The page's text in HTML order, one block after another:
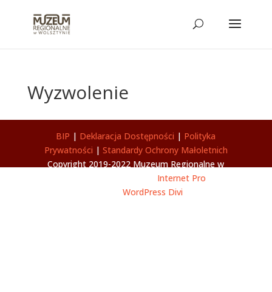
Wyzwolenie
BIP | Deklaracja Dostępności | Polityka
Prywatności | Standardy Ochrony Małoletnich
Copyright 2019-2022 Muzeum Regionalne w
Internet Pro
SzablonWordPress Divi